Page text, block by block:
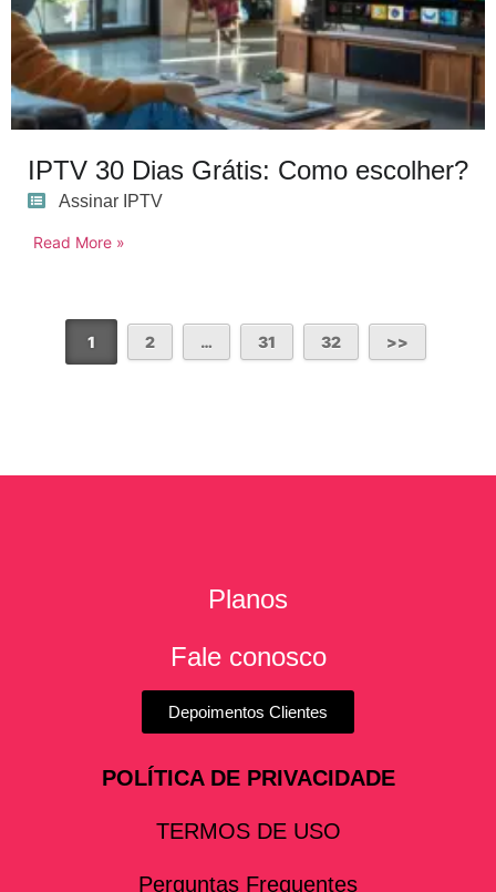
IPTV 30 Dias Grátis: Como escolher?
Assinar IPTV
Read More »
1 2 … 31 32
Planos
Fale conosco
Depoimentos Clientes
POLÍTICA DE PRIVACIDADE
TERMOS DE USO
Perguntas Frequentes